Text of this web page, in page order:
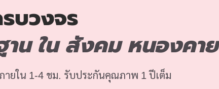
บวงจร
น ใน สังคม หนองคาย
ายใน 1-4 ชม. รับประกันคุณภาพ 1 ปีเต็ม